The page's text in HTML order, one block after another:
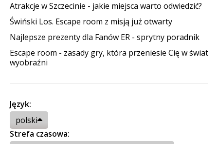
Atrakcje w Szczecinie - jakie miejsca warto odwiedzić?
Świński Los. Escape room z misją już otwarty
Najlepsze prezenty dla Fanów ER - sprytny poradnik
Escape room - zasady gry, która przeniesie Cię w świat
wyobraźni
Język:
polski
Strefa czasowa: